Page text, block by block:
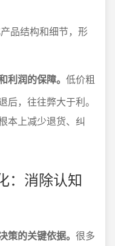
品结构和细节，形
利润的保障。 低价粗
，往往弊大于利。
本上减少退货、纠
：消除认知
策的关键依据。 很多